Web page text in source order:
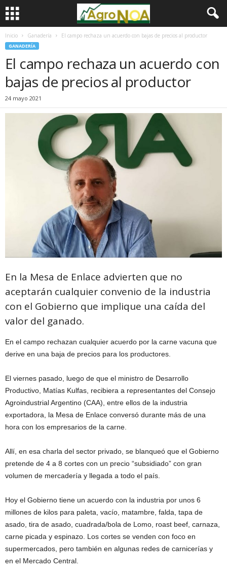
Inicio Ganadería El campo rechaza un acuerdo con bajas de precios al productor
GANADERÍA
El campo rechaza un acuerdo con
bajas de precios al productor
24 mayo 2021
En la Mesa de Enlace advierten que no
aceptarán cualquier convenio de la industria
con el Gobierno que implique una caída del
valor del ganado.
En el campo rechazan cualquier acuerdo por la carne vacuna que
derive en una baja de precios para los productores.
El viernes pasado, luego de que el ministro de Desarrollo
Productivo, Matías Kulfas, recibiera a representantes del Consejo
Agroindustrial Argentino (CAA), entre ellos de la industria
exportadora, la Mesa de Enlace conversó durante más de una
hora con los empresarios de la carne.
Allí, en esa charla del sector privado, se blanqueó que el Gobierno
pretende de 4 a 8 cortes con un precio “subsidiado” con gran
volumen de mercadería y llegada a todo el país.
Hoy el Gobierno tiene un acuerdo con la industria por unos 6
millones de kilos para paleta, vacío, matambre, falda, tapa de
asado, tira de asado, cuadrada/bola de Lomo, roast beef, carnaza,
carne picada y espinazo. Los cortes se venden con foco en
supermercados, pero también en algunas redes de carnicerías y
en el Mercado Central.